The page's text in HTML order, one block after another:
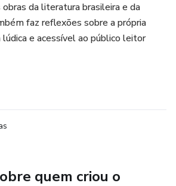
da literatura brasileira e da
faz reflexões sobre a própria
e acessível ao público leitor
quem criou o